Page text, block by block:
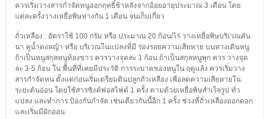
ควรเริ่มวางสารกำจัดหนูออกฤทธิ์ช้าหลังจากอ้อยอายุประมาณ 3 เดือน โดย
แต่ละครั้งวางเหยื่อพิษห่างกัน 1 เดือน จนเก็บเกี่ยว
ถั่วเหลือง : อัตราใช้ 100 กรัม หรือ ประมาณ 20 ก้อน/ไร่ วางเหยื่อพิษบริเวณคัน
นา คูน้ำดงหญ้า หรือ บริเวณในแปลงที่มี ร่องรอยความเสียหาย บนทางเดินหนู
ถ้าเป็นหนูสกุลหนูท้องขาว ควรวางจุดละ 1 ก้อน ถ้าเป็นสกุลหนูพุก ควร วางจุด
ละ 3-5 ก้อน ใน พื้นที่ที่เคยมีประวัติ การระบาดของหนูใน ฤดูแล้ง ควรเริ่มวาง
สารกำจัดหน ตั้งแต่ก่อนเริ่มเตรียมดินปลูกถั่วเหลือง เพือลดความเสียหายใน
ระยะต้นอ่อน โดยใช้สารซิงค์ฟอสไฟด์ 1 ครั้ง ตามด้วยเหยื่อพิษสำเร็จรูป ทั่ว
แปลง และทำการ ป้องกันกำจัด เช่นเดียวกันนี้อีก 1 ครั้ง ช่วงที่ถั่วเหลืองออกดอก
และเริ่มมีฝักอ่อน